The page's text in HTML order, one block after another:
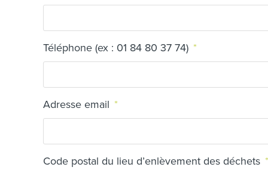
Téléphone (ex : 01 84 80 37 74) *
Adresse email *
Code postal du lieu d’enlèvement des déchets *